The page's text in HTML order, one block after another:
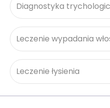
Diagnostyka
Leczenie wypadania
Leczenie łysienia